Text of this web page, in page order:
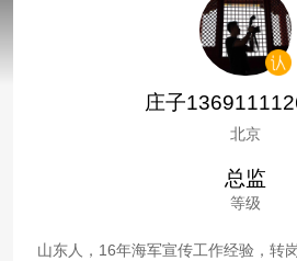
庄子
北京
总监
等级
山东人，16年海军宣传工作经验，转